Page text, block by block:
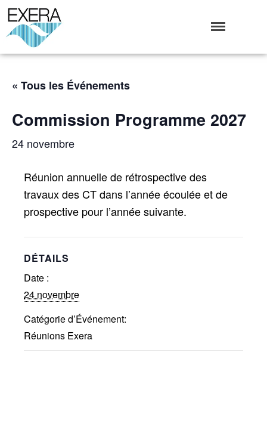
Organisation
Coopération internationale
Fonctionnement
Affaires
Evénements publics
Association des EXploitants d'Equipements de mesure,
« Tous les Événements
Commission Programme 2027
24 novembre
Réunion annuelle de rétrospective des
travaux des CT dans l’année écoulée et de
prospective pour l’année suivante.
DÉTAILS
Date :
24 novembre
Catégorie d’Événement:
Réunions Exera